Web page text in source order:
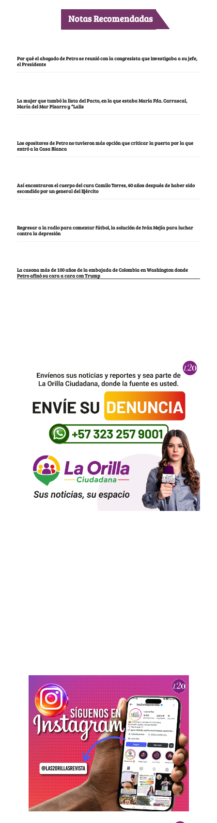
Notas Recomendadas
Por qué el abogado de Petro se reunió con la congresista que investigaba a su jefe,
el Presidente
La mujer que tumbó la lista del Pacto, en la que estaba María Fda. Carrascal,
María del Mar Pizarro y “Lalis
Los opositores de Petro no tuvieron más opción que criticar la puerta por la que
entró a la Casa Blanca
Así encontraron el cuerpo del cura Camilo Torres, 60 años después de haber sido
escondido por un general del Ejército
Regresar a la radio para comentar fútbol, la solución de Iván Mejía para luchar
contra la depresión
La casona más de 100 años de la embajada de Colombia en Washington donde
Petro afinó su cara a cara con Trump